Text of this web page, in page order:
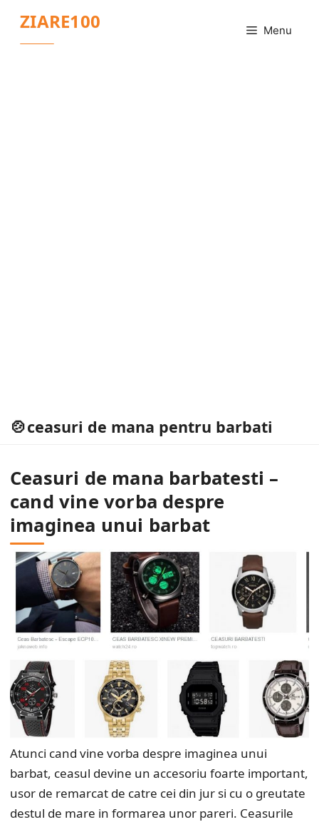
conținut
ZIARE100 Menu
ceasuri de mana pentru barbati
Ceasuri de mana barbatesti –
cand vine vorba despre
imaginea unui barbat
Atunci cand vine vorba despre imaginea unui
barbat, ceasul devine un accesoriu foarte important,
usor de remarcat de catre cei din jur si cu o greutate
destul de mare in formarea unor pareri. Ceasurile